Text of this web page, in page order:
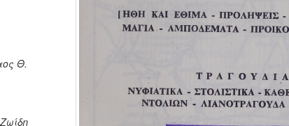
Θ.